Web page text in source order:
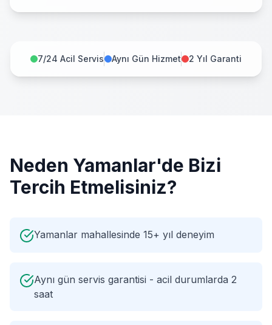
7/24 Acil Servis Aynı Gün Hizmet 2 Yıl Garanti
Neden Yamanlar'de Bizi
Tercih Etmelisiniz?
Yamanlar mahallesinde 15+ yıl deneyim
Aynı gün servis garantisi - acil durumlarda 2
saat